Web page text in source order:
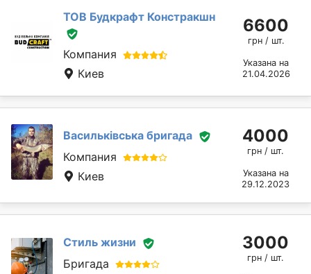
ТОВ Будкрафт Констракшн
Компания
Киев
6600
грн / шт.
Указана на
21.04.2026
Васильківська бригада
Компания
Киев
4000
грн / шт.
Указана на
29.12.2023
Стиль жизни
Бригада
3000
грн / шт.